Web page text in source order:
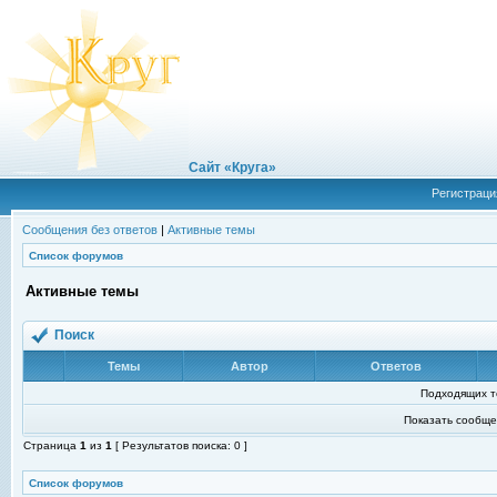
Сайт «Круга»
Сообщения без ответов | Активные темы
Список форумов
Активные темы
Поиск
Темы Автор Ответов
Подходящих
Показать
Страница 1 из 1 [ Результатов поиска: 0 ]
Список форумов